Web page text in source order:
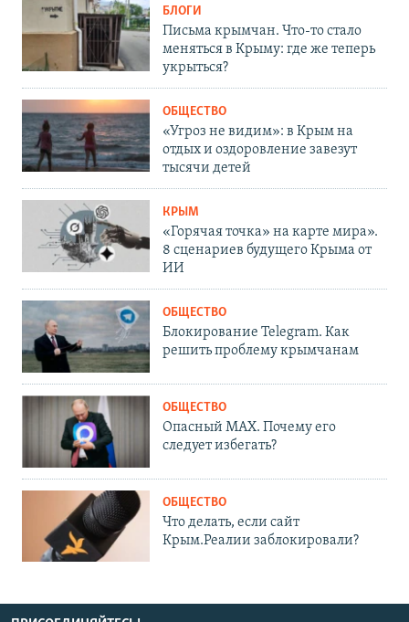
БЛОГИ
Письма крымчан. Что-то стало
меняться в Крыму: где же теперь
укрыться?
ОБЩЕСТВО
«Угроз не видим»: в Крым на
отдых и оздоровление завезут
тысячи детей
КРЫМ
«Горячая точка» на карте мира».
8 сценариев будущего Крыма от
ИИ
ОБЩЕСТВО
Блокирование Telegram. Как
решить проблему крымчанам
ОБЩЕСТВО
Опасный MAX. Почему его
следует избегать?
ОБЩЕСТВО
Что делать, если сайт
Крым.Реалии заблокировали?